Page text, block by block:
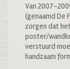
Van 2007-
(genaamd De
zorgen dat
poster/
verstuurd
handzaam